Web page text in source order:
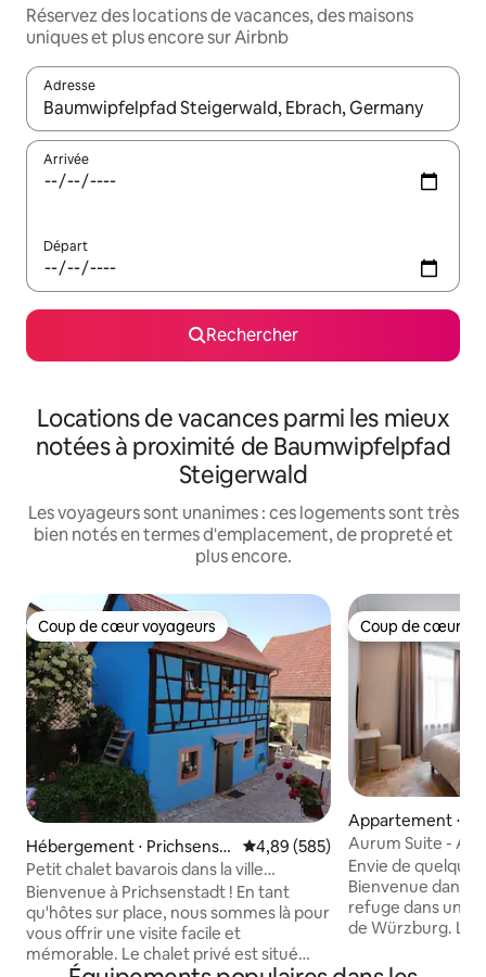
Réservez des locations de vacances, des maisons
uniques et plus encore sur Airbnb
Adresse
Lorsque les résultats s'affichent, utilisez les flèches vers le
Arrivée
Départ
Rechercher
Locations de vacances parmi les mieux
notées à proximité de Baumwipfelpfad
Steigerwald
Les voyageurs sont unanimes : ces logements sont très
bien notés en termes d'emplacement, de propreté et
plus encore.
Coup de cœur voyageurs
Coup de cœur voyageurs
Hébergement ⋅ Prichsensta
dt
Évaluation moyenne sur la
4,89 (585)
Petit chalet bavarois dans la ville
romantique...
Bienvenue à Prichsenstadt ! En tant
qu'hôtes sur place, nous sommes là pour
vous offrir une visite facile et
mémorable. Le chalet privé est situé
Coup de cœur
Coup de cœur
Appartement ⋅
Aurum Suite -
ville
Envie de quelque
Bienvenue dans
refuge dans un
de Würzburg. Le
des congrès se